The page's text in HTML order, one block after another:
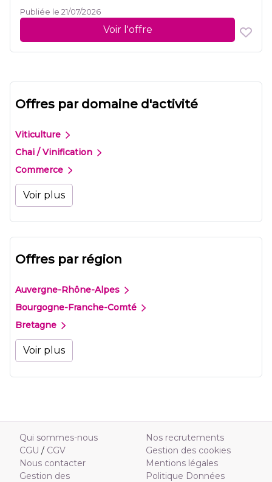
Publiée le 21/07/2026
Voir l'offre
Offres par domaine d'activité
Viticulture
Chai / Vinification
Commerce
Voir plus
Offres par région
Auvergne-Rhône-Alpes
Bourgogne-Franche-Comté
Bretagne
Voir plus
Qui sommes-nous
CGU / CGV
Nous contacter
Gestion des
Nos recrutements
Gestion des cookies
Mentions légales
Politique Données